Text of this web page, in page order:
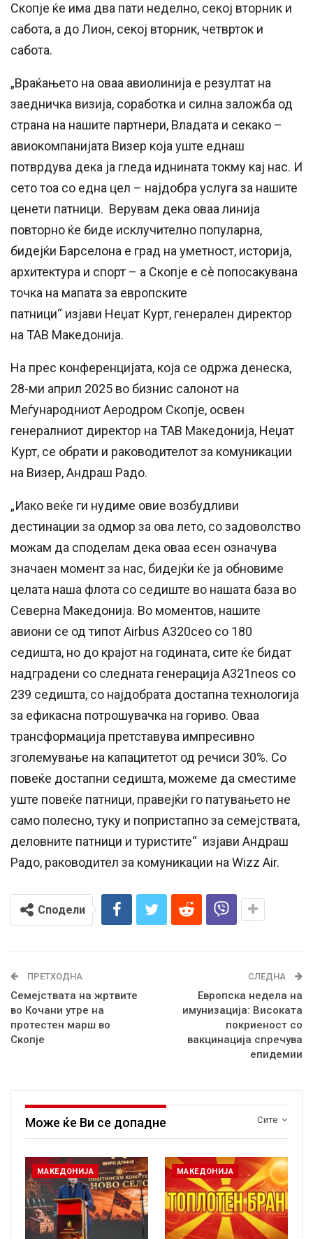
Скопје ќе има два пати неделно, секој вторник и
сабота, а до Лион, секој вторник, четврток и
сабота.
„Враќањето на оваа авиолинија е резултат на
заедничка визија, соработка и силна заложба од
страна на нашите партнери, Владата и секако –
авиокомпанијата Визер која уште еднаш
потврдува дека ја гледа иднината токму кај нас. И
сето тоа со една цел – најдобра услуга за нашите
ценети патници. Верувам дека оваа линија
повторно ќе биде исклучително популарна,
бидејќи Барселона е град на уметност, историја,
архитектура и спорт – а Скопје е сè попосакувана
точка на мапата за европските
патници“ изјави Неџат Курт, генерален директор
на ТАВ Македонија.
На прес конференцијата, која се одржа денеска,
28-ми април 2025 во бизнис салонот на
Меѓународниот Аеродром Скопје, освен
генералниот директор на ТАВ Македонија, Неџат
Курт, се обрати и раководителот за комуникации
на Визер, Андраш Радо.
„Иако веќе ги нудиме овие возбудливи
дестинации за одмор за ова лето, со задоволство
можам да споделам дека оваа есен означува
значаен момент за нас, бидејќи ќе ја обновиме
целата наша флота со седиште во нашата база во
Северна Македонија. Во моментов, нашите
авиони се од типот Airbus A320ceo со 180
седишта, но до крајот на годината, сите ќе бидат
надградени со следната генерација A321neos со
239 седишта, со најдобрата достапна технологија
за ефикасна потрошувачка на гориво. Оваа
трансформација претставува импресивно
зголемување на капацитетот од речиси 30%. Со
повеќе достапни седишта, можеме да сместиме
уште повеќе патници, правејќи го патувањето не
само полесно, туку и попристапно за семејствата,
деловните патници и туристите“ изјави Андраш
Радо, раководител за комуникации на Wizz Air.
Сподели
ПРЕТХОДНА
Семејствата на жртвите
во Кочани утре на
протестен марш во
Скопје
СЛЕДНА
Европска недела на
имунизација: Високата
покриеност со
вакцинација спречува
епидемии
Сите
Може ќе Ви се допадне
МАКЕДОНИЈА МАКЕДОНИЈА